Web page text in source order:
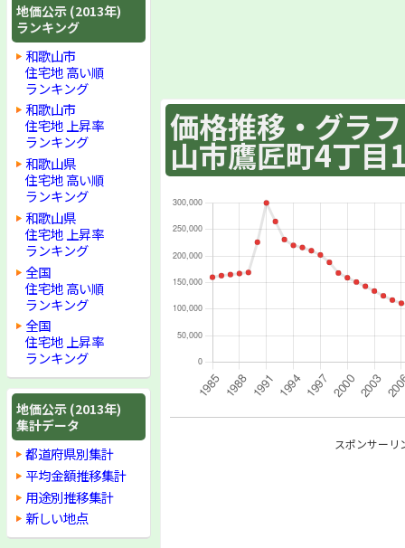
価格推移・グラ
山市鷹匠町4丁目
スポンサーリ
地価公示 (2013年)
ランキング
和歌山市
住宅地 高い順
ランキング
和歌山市
住宅地 上昇率
ランキング
和歌山県
住宅地 高い順
ランキング
和歌山県
住宅地 上昇率
ランキング
全国
住宅地 高い順
ランキング
全国
住宅地 上昇率
ランキング
地価公示 (2013年)
集計データ
都道府県別集計
平均金額推移集計
用途別推移集計
新しい地点